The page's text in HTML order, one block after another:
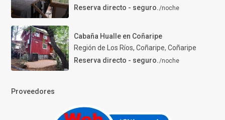
Reserva directo - seguro./noche
Cabaña Hualle en Coñaripe
Región de Los Ríos, Coñaripe, Coñaripe
Reserva directo - seguro./noche
Proveedores